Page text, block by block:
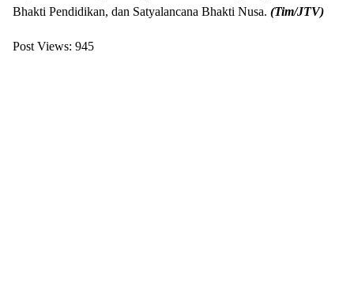
Bhakti Pendidikan, dan Satyalancana Bhakti Nusa. (Tim/JTV)
Post Views: 945